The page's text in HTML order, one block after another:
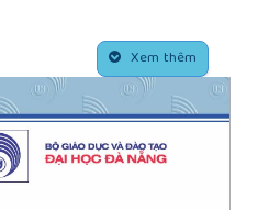
International
Nonlinear Control, vol. 31,
2021.
rnc.5583
and D. M. Bevly, “Observer
varying differentiable
application to slip angle
Xem thêm